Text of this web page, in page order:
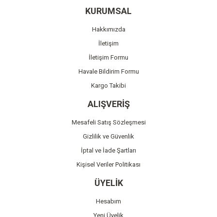
Ürün bilgilerinde hatalar bulunuyor.
Ürün fiyatı diğer sitelerden daha pahalı.
Bu ürüne benzer farklı alternatifler olmalı.
Gönder
KURUMSAL
Hakkımızda
İletişim
İletişim Formu
Havale Bildirim Formu
Kargo Takibi
ALIŞVERİŞ
Mesafeli Satış Sözleşmesi
Gizlilik ve Güvenlik
İptal ve İade Şartları
Kişisel Veriler Politikası
ÜYELİK
Hesabım
Yeni Üyelik